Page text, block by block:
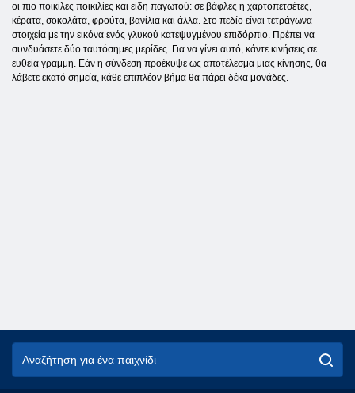
οι πιο ποικίλες ποικιλίες και είδη παγωτού: σε βάφλες ή χαρτοπετσέτες,
κέρατα, σοκολάτα, φρούτα, βανίλια και άλλα. Στο πεδίο είναι τετράγωνα
στοιχεία με την εικόνα ενός γλυκού κατεψυγμένου επιδόρπιο. Πρέπει να
συνδυάσετε δύο ταυτόσημες μερίδες. Για να γίνει αυτό, κάντε κινήσεις σε
ευθεία γραμμή. Εάν η σύνδεση προέκυψε ως αποτέλεσμα μιας κίνησης, θα
λάβετε εκατό σημεία, κάθε επιπλέον βήμα θα πάρει δέκα μονάδες.